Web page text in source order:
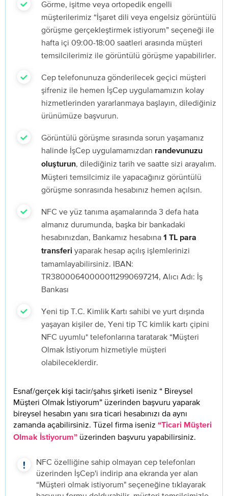
Görme, işitme veya ortopedik engelli
müşterilerimiz “İşaret dili veya engelsiz görüntülü
görüşme gerçekleştirmek istiyorum” seçeneği ile
hafta içi 09:00-18:00 saatleri arasında müşteri
temsilcilerimiz ile görüntülü görüşme yapabilirler.
Cep telefonunuza gönderilecek geçici müşteri
şifreniz ile hemen İşCep uygulamamızın kolay
hizmetlerinden yararlanmaya başlayın, dilediğiniz
ürünümüze başvurun.
Görüntülü görüşme sırasında sorun yaşamanız
halinde İşCep uygulamamızdan randevunuzu
oluşturun, dilediğiniz tarih ve saatte sizi arayalım.
Müşteri temsilcimiz ile yapacağınız görüntülü
görüşme sonrasında hesabınız hemen açılsın.
NFC ve yüz tanıma aşamalarında 3 defa hata
almanız durumunda, başka bir bankadaki
hesabınızdan, Bankamız hesabına 1 TL para
transferi yaparak hesap açılış işlemlerinizi
tamamlayabilirsiniz. IBAN:
TR380006400000112990697214, Alıcı Adı: İş
Bankası
Yeni tip T.C. Kimlik Kartı sahibi ve yurt dışında
yaşayan kişiler de, Yeni tip TC kimlik kartı çipini
NFC uyumlu* telefonlarına taratarak “Müşteri
Olmak İstiyorum hizmetiyle müşteri
olabileceklerdir.
Esnaf/gerçek kişi tacir/şahıs şirketi iseniz “ Bireysel
Müşteri Olmak İstiyorum” üzerinden başvuru yaparak
bireysel hesabın yanı sıra ticari hesabınızı da aynı
zamanda açabilirsiniz. Tüzel firma iseniz “Ticari Müşteri
Olmak İstiyorum” üzerinden başvuru yapabilirsiniz.
NFC özelliğine sahip olmayan cep telefonları
üzerinden İşCep'i indirip ana ekranda yer alan
“Müşteri olmak istiyorum" seçeneğine tıklayarak